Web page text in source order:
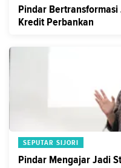
Pindar
Kredit Perbankan
SEPUTAR SIJORI
Pindar Mengajar Jadi